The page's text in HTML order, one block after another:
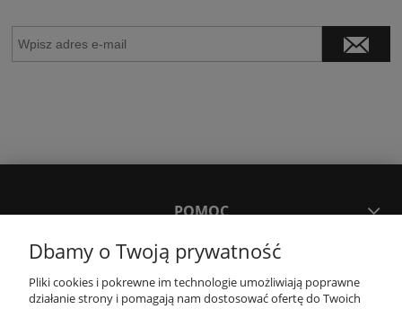
POMOC
MOJE KONTO
Dbamy o Twoją prywatność
Pliki cookies i pokrewne im technologie umożliwiają poprawne
działanie strony i pomagają nam dostosować ofertę do Twoich